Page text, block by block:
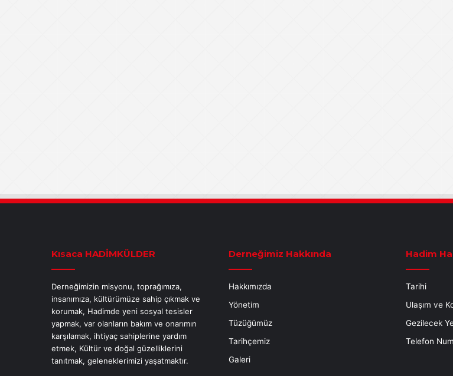
Kısaca HADİMKÜLDER
Derneğimizin misyonu, toprağımıza,
insanımıza, kültürümüze sahip çıkmak ve
korumak, Hadimde yeni sosyal tesisler
yapmak, var olanların bakım ve onarımın
karşılamak, ihtiyaç sahiplerine yardım
etmek, Kültür ve doğal güzelliklerini
tanıtmak, geleneklerimizi yaşatmaktır.
Derneğimiz Hakkında
Hakkımızda
Yönetim
Tüzüğümüz
Tarihçemiz
Galeri
Hadim
Tarihi
Ulaşım ve
Gezilecek
Telefon